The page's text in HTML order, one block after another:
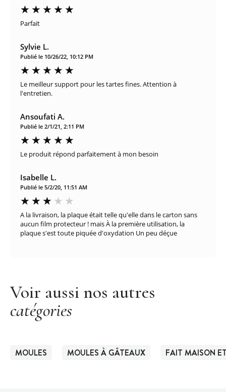
Parfait
Sylvie L.
Publié le 10/26/22, 10:12 PM
Le meilleur support pour les tartes fines. Attention à
l'entretien.
Ansoufati A.
Publié le 2/1/21, 2:11 PM
Le produit répond parfaitement à mon besoin
Isabelle L.
Publié le 5/2/20, 11:51 AM
A la livraison, la plaque était telle qu'elle dans le carton sans
aucun film protecteur ! mais À la première utilisation, la
plaque s'est toute piquée d'oxydation Un peu déçue
Voir aussi nos autres
catégories
MOULES MOULES À GÂTEAUX FAIT MAISON